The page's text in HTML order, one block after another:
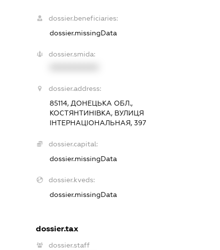
dossier.beneficiaries:
dossier.missingData
dossier.smida:
dossier.address:
85114, ДОНЕЦЬКА ОБЛ.,
КОСТЯНТИНІВКА, ВУЛИЦЯ
ІНТЕРНАЦІОНАЛЬНАЯ, 397
dossier.capital:
dossier.missingData
dossier.kveds:
dossier.missingData
dossier.tax
dossier.staff